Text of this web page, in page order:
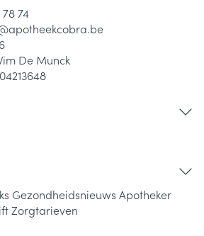
78 74
apotheekcobra.be
De Munck
Gezondheidsnieuws Apotheker
Zorgtarieven